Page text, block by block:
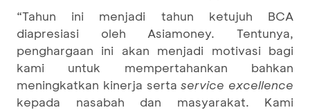
“Tahun ini menjadi tahun ketujuh BCA
diapresiasi oleh Asiamoney. Tentunya,
penghargaan ini akan menjadi motivasi bagi
kami untuk mempertahankan bahkan
meningkatkan kinerja sertaservice excellence
kepada nasabah dan masyarakat. Kami